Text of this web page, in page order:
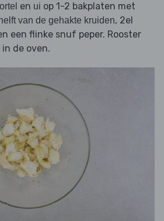
en ui op 1-2 bakplaten met
helft van de gehakte kruiden, 2el
een flinke snuf peper. Rooster
de oven.